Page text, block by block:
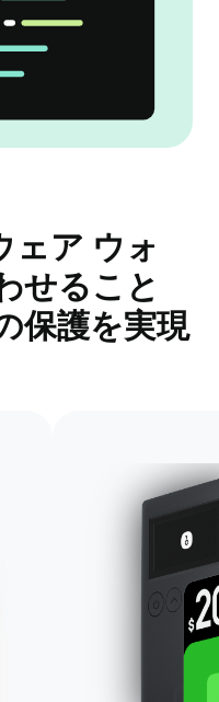
ェア ウォ
せること
保護を実現